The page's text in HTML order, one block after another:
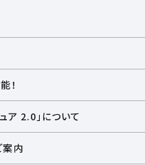
製ぷくぷくシール
！
ア 2.0」について
案内